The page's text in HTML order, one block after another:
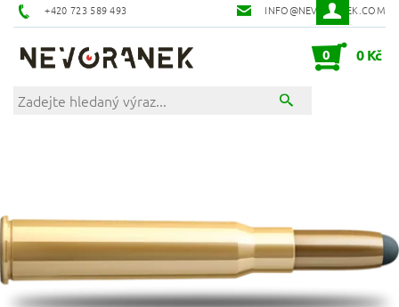
+420 723 589 493 INFO@NEVORANEK.COM
0 0 Kč